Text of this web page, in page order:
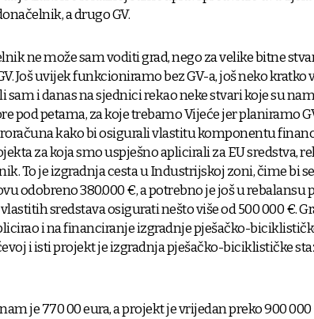
a drugo GV.
ne može sam voditi grad, nego za velike bitne
Još uvijek funkcioniramo bez GV-a, još neko
sam i danas na sjednici rekao neke stvari koje su
pod petama, za koje trebamo Vijeće jer planiramo
kako bi osigurali vlastitu komponentu
za koja smo uspješno aplicirali za EU sredstva,
To je izgradnja cesta u Industrijskoj zoni, čime bi
odobreno 380.000 €, a potrebno je još u rebalansu
sredstava osigurati nešto više od 500 000 €.
i na financiranje izgradnje pješačko-
i isti projekt je izgradnja pješačko-biciklističke
je 770 00 eura, a projekt je vrijedan preko 900 000